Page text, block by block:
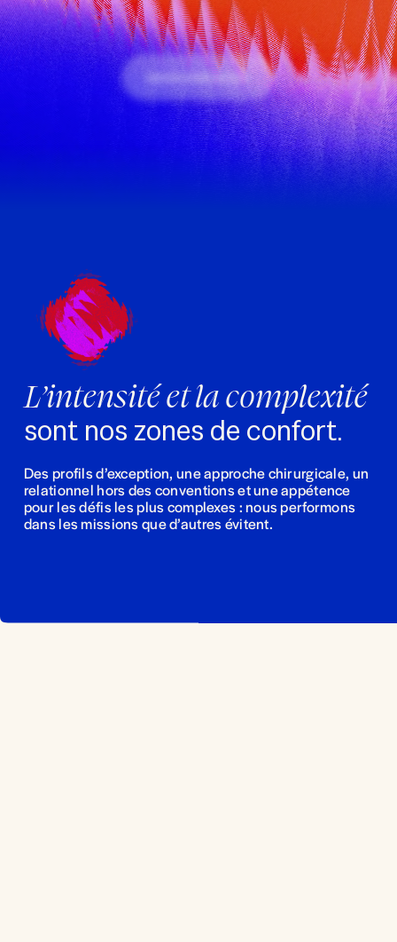
NOUS CONTACTER
L’intensité et la complexité
sont nos zones de confort.
Des profils d’exception, une approche chirurgicale, un
relationnel hors des conventions et une appétence
pour les défis les plus complexes : nous performons
dans les missions que d’autres évitent.